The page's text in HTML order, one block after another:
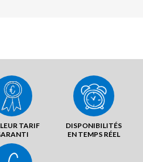
TARIF
DISPONIBILITÉS
EN TEMPS RÉEL